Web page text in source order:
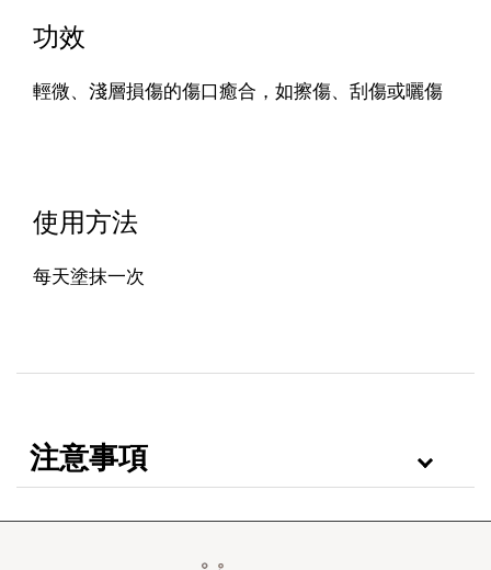
功效
輕微、淺層損傷的傷口癒合，如擦傷、刮傷或曬傷
使用方法
每天塗抹一次
注意事項